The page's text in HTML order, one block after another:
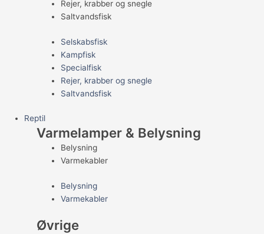
Rejer, krabber og snegle
Saltvandsfisk
Selskabsfisk
Kampfisk
Specialfisk
Rejer, krabber og snegle
Saltvandsfisk
Reptil
Varmelamper & Belysning
Belysning
Varmekabler
Belysning
Varmekabler
Øvrige